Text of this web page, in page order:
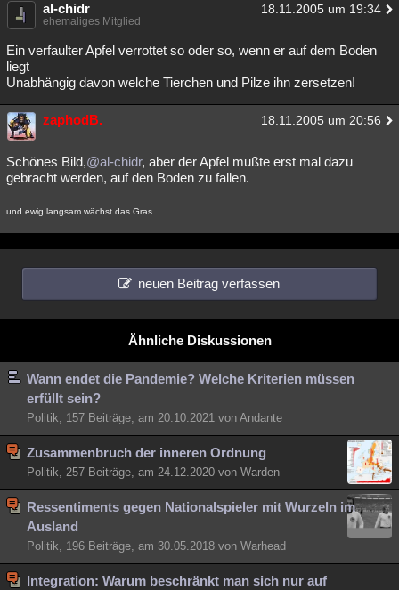
al-chidr 18.11.2005 um 19:34
ehemaliges Mitglied
Ein verfaulter Apfel verrottet so oder so, wenn er auf dem Boden
liegt
Unabhängig davon welche Tierchen und Pilze ihn zersetzen!
zaphodB. 18.11.2005 um 20:56
Schönes Bild,@al-chidr, aber der Apfel mußte erst mal dazu
gebracht werden, auf den Boden zu fallen.
und ewig langsam wächst das Gras
neuen Beitrag verfassen
Ähnliche Diskussionen
Wann endet die Pandemie? Welche Kriterien müssen
erfüllt sein?
Politik, 157 Beiträge, am 20.10.2021 von Andante
Zusammenbruch der inneren Ordnung
Politik, 257 Beiträge, am 24.12.2020 von Warden
Ressentiments gegen Nationalspieler mit Wurzeln im
Ausland
Politik, 196 Beiträge, am 30.05.2018 von Warhead
Integration: Warum beschränkt man sich nur auf